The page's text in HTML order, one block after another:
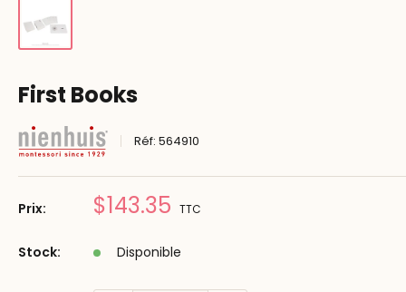
First Books
Réf:564910
Prix: Prix
$143.35 TTC
Stock: Disponible